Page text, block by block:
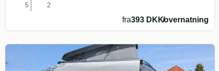
5 2
fra393 DKK/overnatning